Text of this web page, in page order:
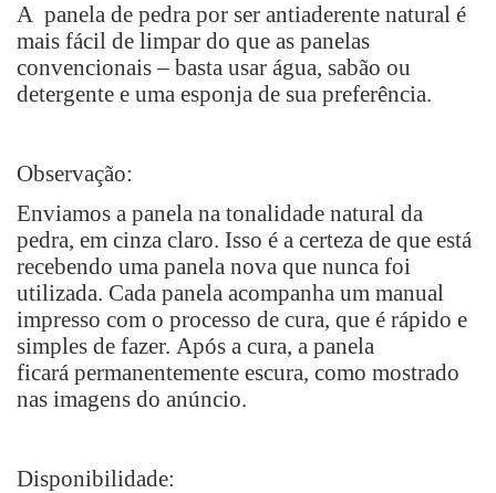
A panela de pedra por ser antiaderente natural é
mais fácil de limpar do que as panelas
convencionais – basta usar água, sabão ou
detergente e uma esponja de sua preferência.
Observação:
Enviamos a panela na tonalidade natural da
pedra, em cinza claro. Isso é a certeza de que está
recebendo uma panela nova que nunca foi
utilizada. Cada panela acompanha um manual
impresso com o processo de cura, que é rápido e
simples de fazer. Após a cura, a panela
ficará permanentemente escura, como mostrado
nas imagens do anúncio.
Disponibilidade: